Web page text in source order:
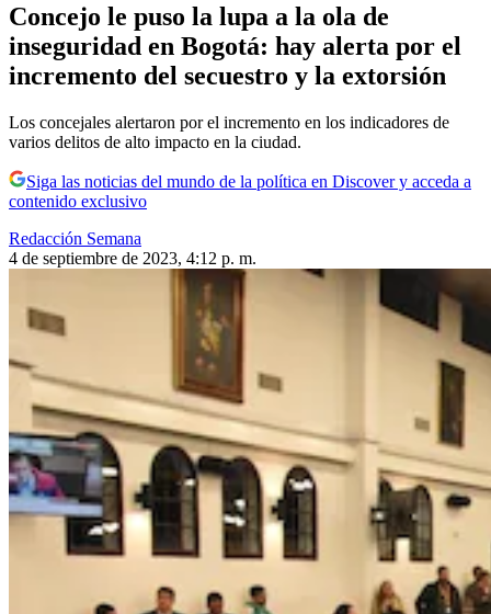
Concejo le puso la lupa a la ola de
inseguridad en Bogotá: hay alerta por el
incremento del secuestro y la extorsión
Los concejales alertaron por el incremento en los indicadores de
varios delitos de alto impacto en la ciudad.
Siga las noticias del mundo de la política en Discover y acceda a
contenido exclusivo
Redacción Semana
4 de septiembre de 2023, 4:12 p. m.